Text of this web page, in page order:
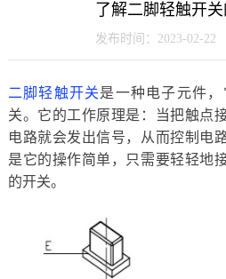
了解二脚轻触开
发布时间：2023-02-22
二脚轻触开关是一种电子元件
关。它的工作原理是：当把触点
电路就会发出信号，从而控制电
是它的操作简单，只需要轻轻地
的开关。